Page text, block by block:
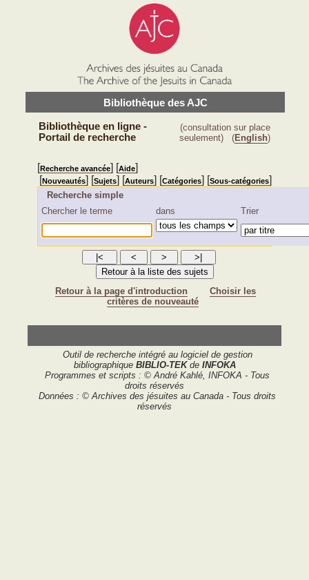
Bibliothèque des AJC
Bibliothèque en ligne -
Portail de recherche
(consultation sur place
seulement) (English)
[Recherche avancée] [Aide]
[Nouveautés] [Sujets] [Auteurs] [Catégories] [Sous-catégories]
Recherche simple
Chercher le terme
dans Trier
Retour à la page d'introduction
Choisir les
critères de nouveauté
Outil de recherche intégré au logiciel de gestion
bibliographique BIBLIO-TEKde INFOKA
Programmes et scripts : © André Kahlé, INFOKA - Tous
droits réservés
Données : © Archives des jésuites au Canada - Tous droits
réservés